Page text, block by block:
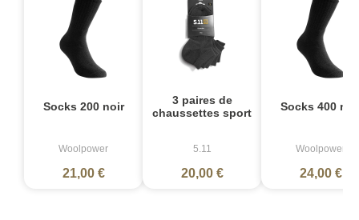
Socks 200 noir
Woolpower
21,00 €
3 paires de
chaussettes sport
5.11
20,00 €
Socks 400
Woolpower
24,00 €